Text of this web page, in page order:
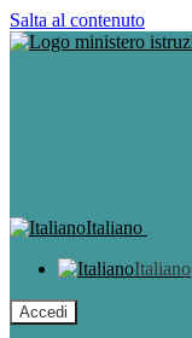
Salta al contenuto
Italiano
Italiano
Accedi